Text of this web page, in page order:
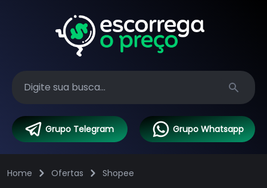
Search
Grupo Telegram Grupo Whatsapp
Home Ofertas Shopee